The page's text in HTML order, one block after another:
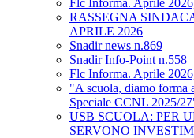
Flc Informa. Aprile
RASSEGNA
APRILE 2026
Snadir news n.869
Snadir Info-Point n.558
Flc Informa. Aprile
"A scuola, diamo forma
Speciale CCNL 2025/
USB SCUOLA: PER
SERVONO